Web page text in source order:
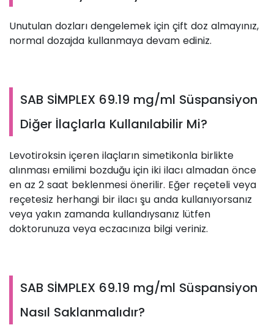
Unutulan dozları dengelemek için çift doz almayınız,
normal dozajda kullanmaya devam ediniz.
SAB SİMPLEX 69.19 mg/ml Süspansiyon
Diğer İlaçlarla Kullanılabilir Mi?
Levotiroksin içeren ilaçların simetikonla birlikte
alınması emilimi bozduğu için iki ilacı almadan önce
en az 2 saat beklenmesi önerilir. Eğer reçeteli veya
reçetesiz herhangi bir ilacı şu anda kullanıyorsanız
veya yakın zamanda kullandıysanız lütfen
doktorunuza veya eczacınıza bilgi veriniz.
SAB SİMPLEX 69.19 mg/ml Süspansiyon
Nasıl Saklanmalıdır?